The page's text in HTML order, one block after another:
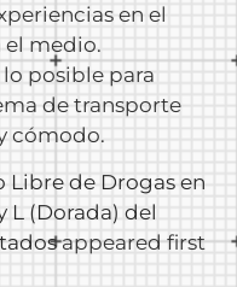
en el
el medio.
posible para
de transporte
cómodo.
Libre de Drogas en
L (Dorada) del
appeared first